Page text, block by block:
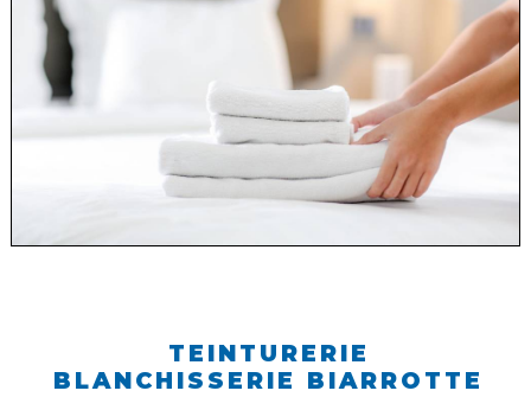
TEINTURERIE
BLANCHISSERIE BIARROTTE